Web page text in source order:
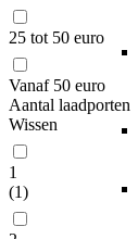
25 tot 50 euro
Vanaf 50 euro
Aantal laadporten
Wissen
1
(1)